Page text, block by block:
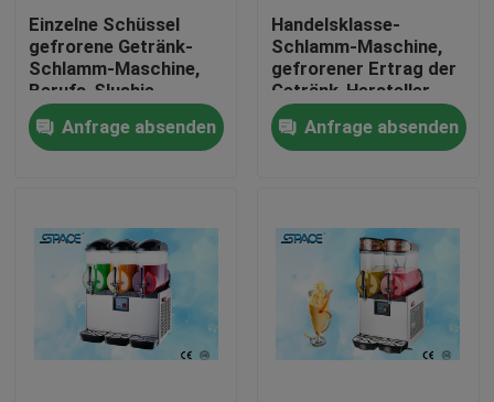
Qualitätskontrolle
Treten Sie mit uns in Verbindung
Fordern Sie ein Zitat
Softeis-Speiseeismaschine
Einzelne Schüssel
gefrorene Getränk-
Schlamm-Maschine,
Berufs-Slushie-
Hersteller-Maschine
Anfrage absenden
Handelsklasse-
Schlamm-Maschine,
gefrorener Ertrag der
Getränk-Hersteller-
Maschinen-3x12L
Anfrage absenden